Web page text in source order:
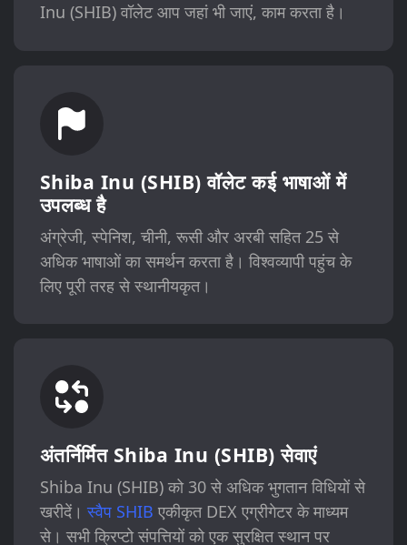
Inu (SHIB) वॉलेट आप जहां भी जाएं, काम करता है।
Shiba Inu (SHIB) वॉलेट कई भाषाओं में
उपलब्ध है
अंग्रेजी, स्पेनिश, चीनी, रूसी और अरबी सहित 25 से
अधिक भाषाओं का समर्थन करता है। विश्वव्यापी पहुंच के
लिए पूरी तरह से स्थानीयकृत।
अंतर्निर्मित Shiba Inu (SHIB) सेवाएं
Shiba Inu (SHIB) को 30 से अधिक भुगतान विधियों से
खरीदें।स्वैप SHIB एकीकृत DEX एग्रीगेटर के माध्यम
से। सभी क्रिप्टो संपत्तियों को एक सुरक्षित स्थान पर